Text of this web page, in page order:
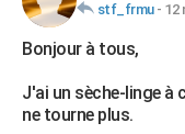
Mobiles
Meilleur smartphone
Internet
Ordinateurs
Jeux vidéo
Guide high-tech
Guides de France
Escapades
Patrimoine
Expositions
Musées
Week-end nature
+LIFESTYLE
stf_frmu- 12
Bonjour à tous,
J'ai un sèche-linge à
ne tourne plus.